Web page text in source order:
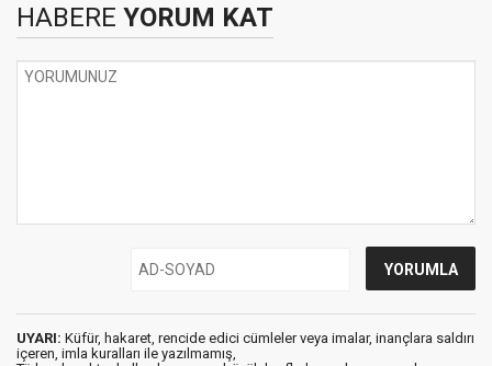
HABERE YORUM KAT
UYARI: Küfür, hakaret, rencide edici cümleler veya imalar, inançlara saldırı
içeren, imla kuralları ile yazılmamış,